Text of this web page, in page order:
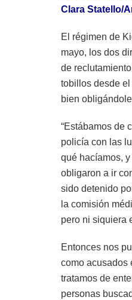
Clara Statello/
El régimen de
mayo, los dos
de
tobillos desde
bien
“Estábamos de
policía con las
qué hacíamos,
obligaron a ir
sido detenido
la comisión
pero ni siquiera
Entonces nos
como acusados
tratamos de
personas